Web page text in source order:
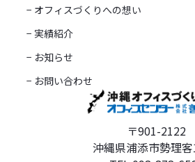
〒901-2122
沖縄県浦添市勢理
− オフィスづくりへの想い
− 実績紹介
− お知らせ
− お問い合わせ